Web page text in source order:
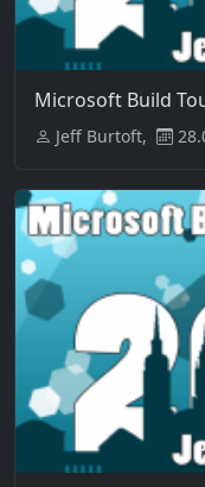
Microsoft Build
Jeff Burtoft,